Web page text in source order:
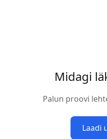
Midagi
Palun proovi
Laadi